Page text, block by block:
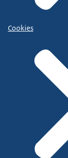
Cookies